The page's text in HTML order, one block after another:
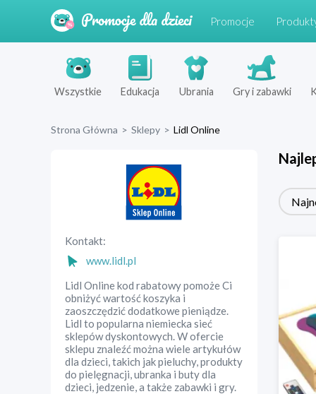
Promocje
Wszystkie Edukacja Ubrania Gry i zabawki
Strona Główna > Sklepy > Lidl Online
Kontakt:
www.lidl.pl
Lidl Online kod rabatowy pomoże Ci
obniżyć wartość koszyka i
zaoszczędzić dodatkowe pieniądze.
Lidl to popularna niemiecka sieć
sklepów dyskontowych. W ofercie
sklepu znaleźć można wiele artykułów
dla dzieci, takich jak pieluchy, produkty
do pielęgnacji, ubranka i buty dla
dzieci, jedzenie, a także zabawki i gry.